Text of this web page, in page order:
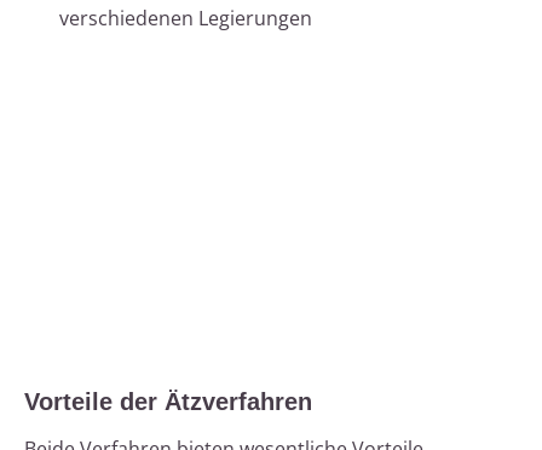
verschiedenen Legierungen
Vorteile der Ätzverfahren